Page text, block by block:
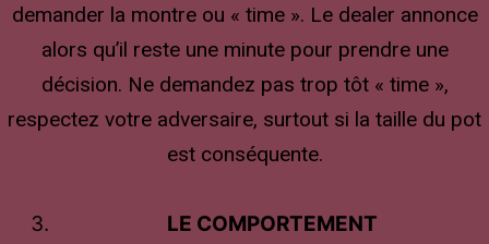
demander la montre ou « time ». Le dealer annonce
alors qu’il reste une minute pour prendre une
décision. Ne demandez pas trop tôt « time »,
respectez votre adversaire, surtout si la taille du pot
est conséquente.
LE COMPORTEMENT